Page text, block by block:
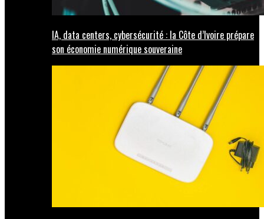
IA, data centers, cybersécurité : la Côte d’Ivoire prépare
son économie numérique souveraine